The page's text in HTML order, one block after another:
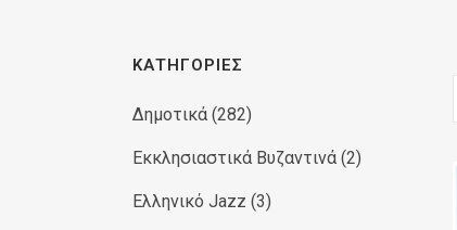
ΚΑΤΗΓΟΡΊΕΣ
Δημοτικά (282)
Εκκλησιαστικά Βυζαντινά (2)
Ελληνικό Jazz (3)